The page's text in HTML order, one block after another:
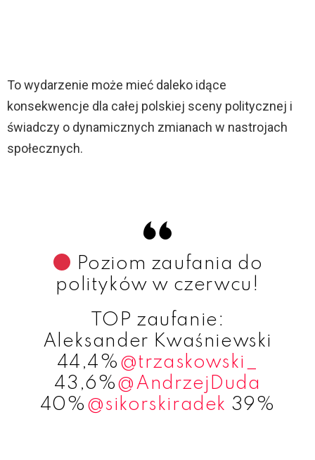
To wydarzenie może mieć daleko idące
konsekwencje dla całej polskiej sceny politycznej i
świadczy o dynamicznych zmianach w nastrojach
społecznych.
Poziom zaufania do
polityków w czerwcu!
TOP zaufanie:
Aleksander Kwaśniewski
44,4% @trzaskowski_
43,6%@AndrzejDuda
40% @sikorskiradek 39%